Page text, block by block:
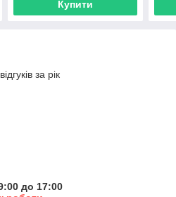
Купити
за рік
до 17:00